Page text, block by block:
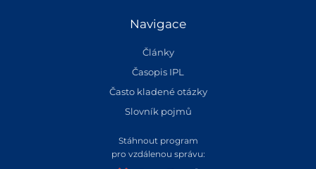
Navigace
Články
Časopis IPL
Často kladené otázky
Slovník pojmů
Stáhnout program
pro vzdálenou správu: